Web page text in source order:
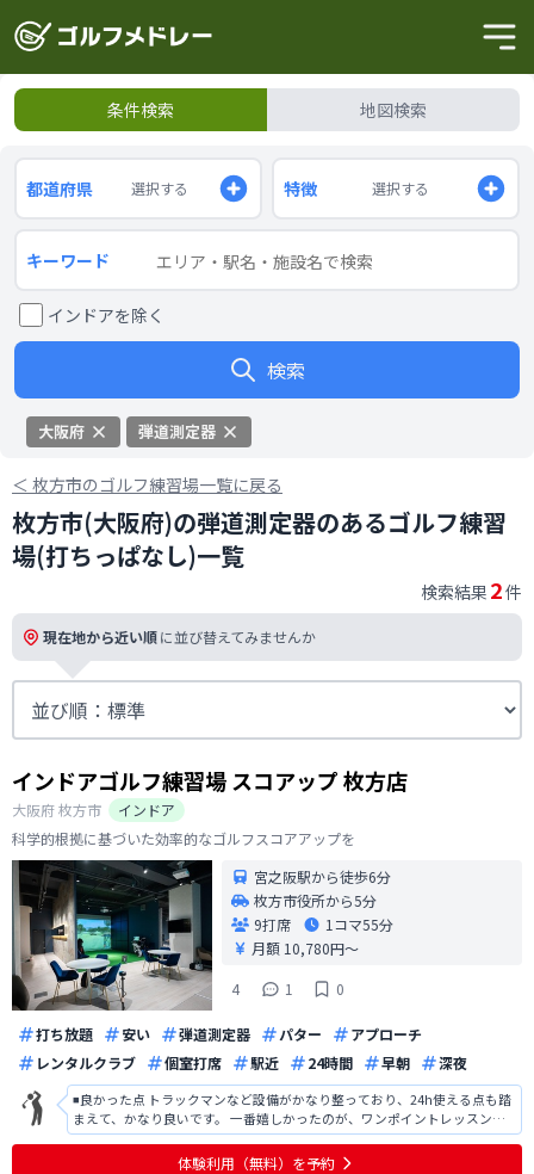
条件検索 地図検索
都道府県 選択する 特徴 選択する
キーワード
インドアを除く
検索
大阪府 弾道測定器
＜ 枚方市のゴルフ練習場一覧に戻る
枚方市(大阪府)の弾道測定器のあるゴルフ練習
場(打ちっぱなし)一覧
検索結果 2件
現在地から近い順に並び替えてみませんか
インドアゴルフ練習場 スコアップ 枚方店
大阪府枚方市
インドア
科学的根拠に基づいた効率的なゴルフスコアアップを
宮之阪駅から徒歩6分
枚方市役所から5分
9打席
1コマ55分
月額 10,780円〜
4
1 0
打ち放題 安い 弾道測定器 パター
アプローチ
レンタルクラブ
個室打席 駅近 24時間 早朝 深夜
◾️良かった点 トラックマンなど設備がかなり整っており、24h使える点も踏
まえて、かなり良いです。 一番嬉しかったのが、ワンポイントレッスン！
自分ではどうしようもない時、インストラクターの意見の元練習したら、
すぐに改善できた。 ◾️改善点 しかし、利用して思ったのが人工マットの交体験利用（無料）を予約